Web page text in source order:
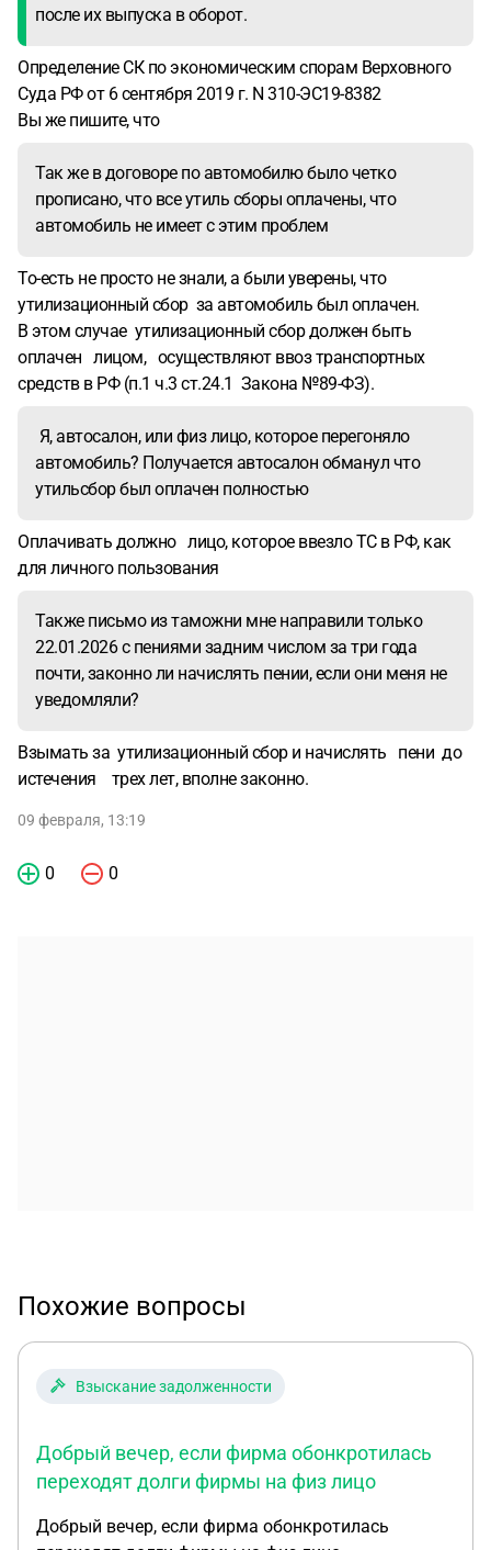
после их выпуска в оборот.
Определение СК по экономическим спорам Верховного
Суда РФ от 6 сентября 2019 г. N 310-ЭС19-8382
Вы же пишите, что
Так же в договоре по автомобилю было четко
прописано, что все утиль сборы оплачены, что
автомобиль не имеет с этим проблем
То-есть не просто не знали, а были уверены, что
утилизационный сбор за автомобиль был оплачен.
В этом случае утилизационный сбор должен быть
оплачен лицом, осуществляют ввоз транспортных
средств в РФ (п.1 ч.3 ст.24.1 Закона №89-ФЗ).
Я, автосалон, или физ лицо, которое перегоняло
автомобиль? Получается автосалон обманул что
утильсбор был оплачен полностью
Оплачивать должно лицо, которое ввезло ТС в РФ, как
для личного пользования
Также письмо из таможни мне направили только
22.01.2026 с пениями задним числом за три года
почти, законно ли начислять пении, если они меня не
уведомляли?
Взымать за утилизационный сбор и начислять пени до
истечения трех лет, вполне законно.
09 февраля, 13:19
0 0
Похожие вопросы
Взыскание задолженности
Добрый вечер, если фирма обонкротилась
переходят долги фирмы на физ лицо
Добрый вечер, если фирма обонкротилась